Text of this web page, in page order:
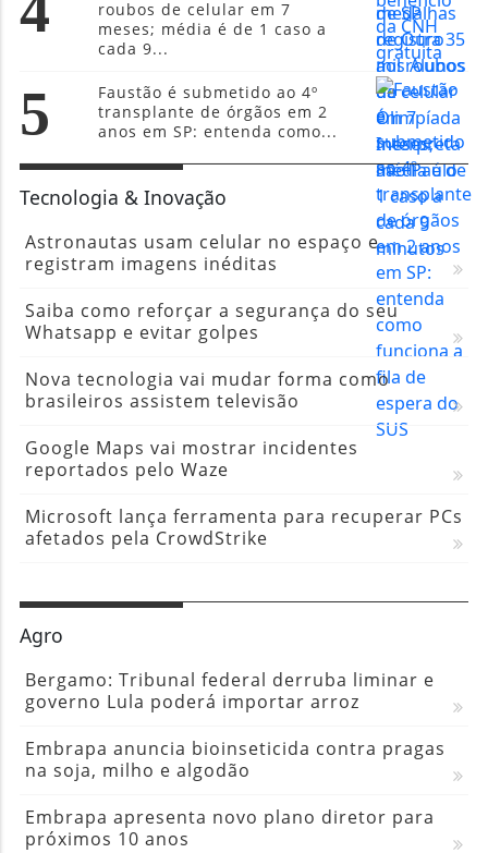
roubos de celular em 7
meses; média é de 1 caso a
cada 9...
5
Faustão é submetido ao 4º
transplante de órgãos em 2
anos em SP: entenda como...
Tecnologia & Inovação
Astronautas usam celular no espaço e
registram imagens inéditas
Saiba como reforçar a segurança do seu
Whatsapp e evitar golpes
Nova tecnologia vai mudar forma como
brasileiros assistem televisão
Google Maps vai mostrar incidentes
reportados pelo Waze
Microsoft lança ferramenta para recuperar PCs
afetados pela CrowdStrike
Agro
Bergamo: Tribunal federal derruba liminar e
governo Lula poderá importar arroz
Embrapa anuncia bioinseticida contra pragas
na soja, milho e algodão
Embrapa apresenta novo plano diretor para
próximos 10 anos